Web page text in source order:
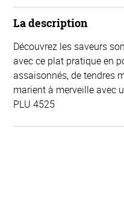
La description
Découvrez les saveurs
avec ce plat pratique en
assaisonnés, de tendres
marient à merveille avec
PLU 4525